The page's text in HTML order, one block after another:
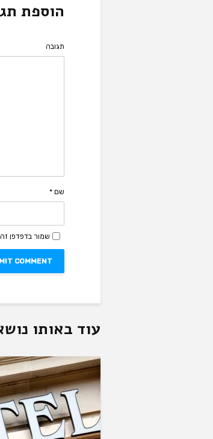
הוספת
תגובה
שם *
שמור בדפדפן
עוד באותו